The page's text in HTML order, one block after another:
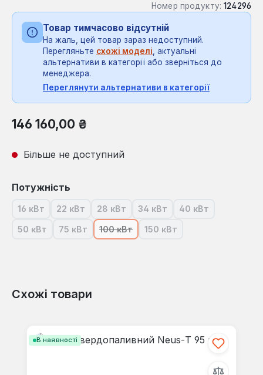
Номер продукту: 124296
Товар тимчасово відсутній
На жаль, цей товар зараз недоступний.
Перегляньте схожі моделі , актуальні
альтернативи в категорії або зверніться до
менеджера.
Переглянути альтернативи в категорії
Звичайна ціна:
146 160,00 ₴
Більше не доступний
Виберіть
Потужність
16 кВт(Ця опція наразі недоступна.)
22 кВт(Ця опція наразі недоступна.)
28 кВт(Ця опція наразі недоступна.)
34 кВт(Ця опція наразі
40 кВт(Ця опція наразі
50 кВт(Ця опція наразі недоступна.)
75 кВт(Ця опція наразі недоступна.)
100 кВт(Ця опція наразі недоступна.)
150 кВт(Ця опція наразі
Схожі товари
В наявності